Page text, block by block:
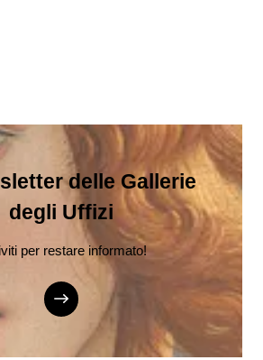
delle Gallerie
degli Uffizi
per restare informato!